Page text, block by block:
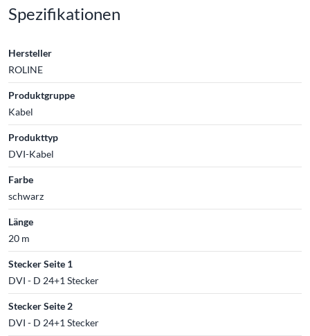
Spezifikationen
Hersteller
ROLINE
Produktgruppe
Kabel
Produkttyp
DVI-Kabel
Farbe
schwarz
Länge
20 m
Stecker Seite 1
DVI - D 24+1 Stecker
Stecker Seite 2
DVI - D 24+1 Stecker